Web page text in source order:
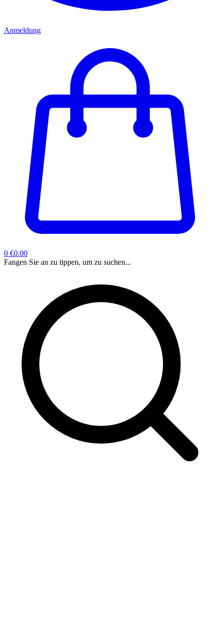
Anmeldung
0 €0.00
Fangen Sie an zu tippen, um zu suchen...